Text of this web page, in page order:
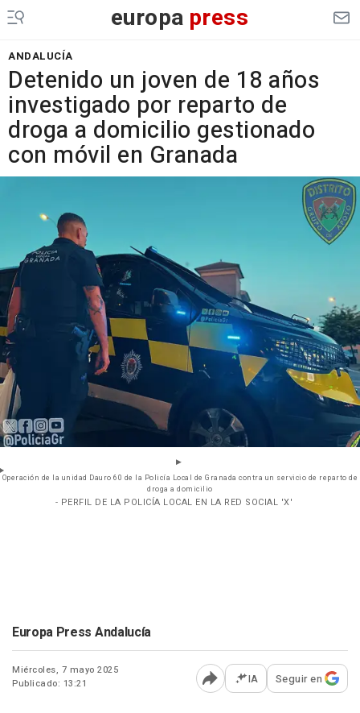
europa press
ANDALUCÍA
Detenido un joven de 18 años
investigado por reparto de
droga a domicilio gestionado
con móvil en Granada
Operación de la unidad Dauro 60 de la Policía Local de Granada contra un servicio de reparto de
droga a domicilio
- PERFIL DE LA POLICÍA LOCAL EN LA RED SOCIAL 'X'
Europa Press Andalucía
Miércoles, 7 mayo 2025
Publicado: 13:21
Abrir opciones para
IA Seguir en